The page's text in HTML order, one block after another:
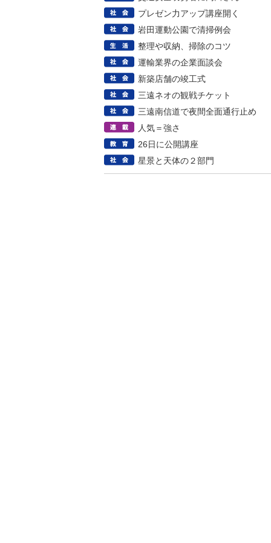
プレゼン力アップ講座開く
岩田運動公園で清掃例会
整理や収納、掃除のコツ
運輸業界の企業面談会
新築店舗の竣工式
三遠ネオの観戦チケット
三遠南信道で夜間全面通行止め
人気＝強さ
26日に公開講座
星景と天体の２部門